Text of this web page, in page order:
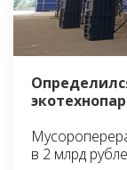
в 2 млрд